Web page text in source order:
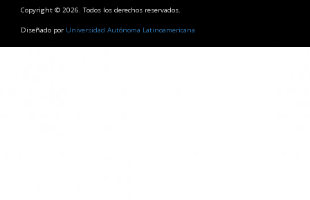
Copyright © 2026. Todos los derechos reservados.
Diseñado por Universidad Autónoma Latinoamericana